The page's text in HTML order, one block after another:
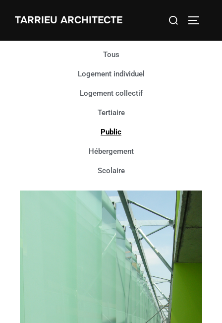
TARRIEU ARCHITECTE
Tous
Logement individuel
Logement collectif
Tertiaire
Public
Hébergement
Scolaire